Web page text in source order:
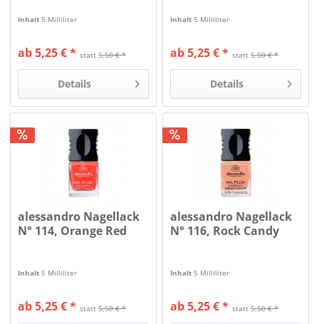
Inhalt5 Milliliter
statt5,50 € *
ab 5,25 € *
Details
Inhalt5 Milliliter
statt5,50 € *
ab 5,25 € *
Details
alessandro Nagellack
N° 114, Orange Red
Inhalt5 Milliliter
statt5,50 € *
ab 5,25 € *
alessandro Nagellack
N° 116, Rock Candy
Inhalt5 Milliliter
statt5,50 € *
ab 5,25 € *